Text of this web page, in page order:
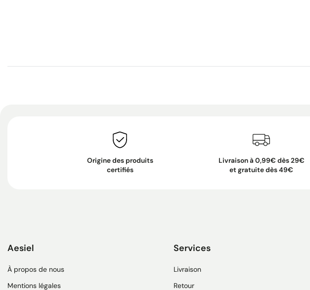
Origine des produits
certifiés
Livraison à 0,99€ dès 29€
et gratuite dès 49€
Aesiel
À propos de nous
Mentions légales
Services
Livraison
Retour